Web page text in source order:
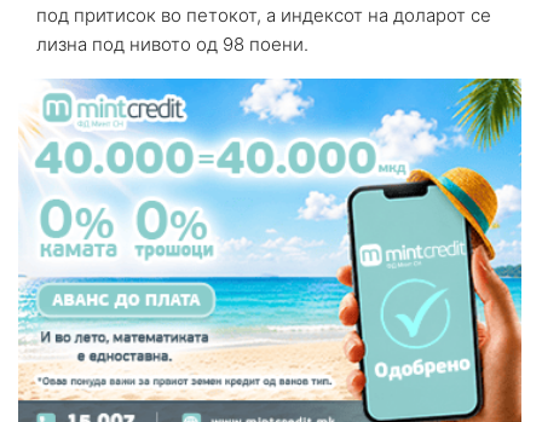
под притисок во петокот, а индексот на доларот се
лизна под нивото од 98 поени.